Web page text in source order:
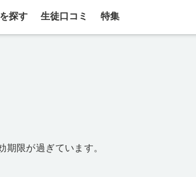
探す 生徒口コミ 特集
期限が過ぎています。